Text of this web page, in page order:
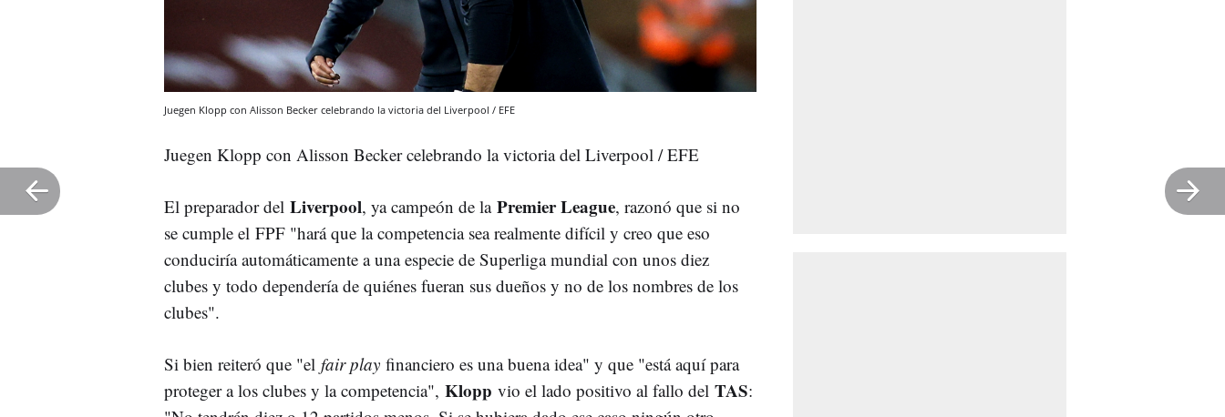
Juegen Klopp con Alisson Becker celebrando la victoria del Liverpool / EFE
Juegen Klopp con Alisson Becker celebrando la victoria del Liverpool / EFE
El preparador del Liverpool, ya campeón de la Premier League, razonó que si no
se cumple el FPF "hará que la competencia sea realmente difícil y creo que eso
conduciría automáticamente a una especie de Superliga mundial con unos diez
clubes y todo dependería de quiénes fueran sus dueños y no de los nombres de los
clubes".
Si bien reiteró que "el fair play financiero es una buena idea" y que "está aquí para
proteger a los clubes y la competencia", Klopp vio el lado positivo al fallo del TAS: